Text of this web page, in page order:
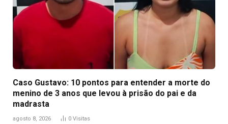
Caso Gustavo: 10 pontos para entender a morte do
menino de 3 anos que levou à prisão do pai e da
madrasta
agosto 8, 2026 0 Visitas